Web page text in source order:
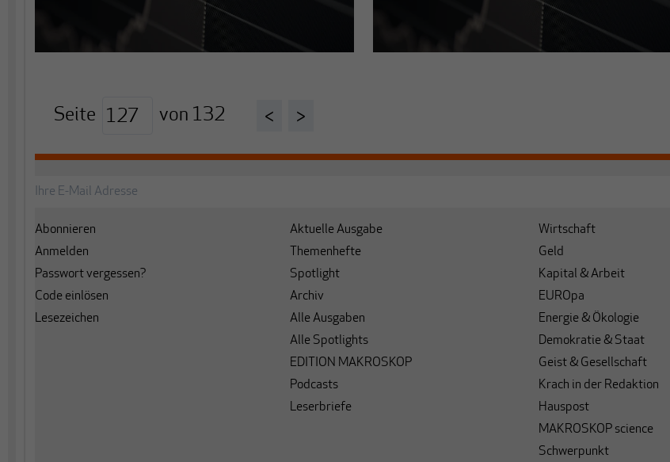
Seite von 132 < >
Abonnieren
Anmelden
Passwort vergessen?
Code einlösen
Lesezeichen
Aktuelle Ausgabe
Themenhefte
Spotlight
Archiv
Alle Ausgaben
Alle Spotlights
EDITION MAKROSKOP
Podcasts
Leserbriefe
Wirtschaft
Geld
Kapital & Arbeit
EUROpa
Energie & Ökologie
Demokratie & Staat
Geist & Gesellschaft
Krach in der Redaktion
Hauspost
MAKROSKOP science
Schwerpunkt